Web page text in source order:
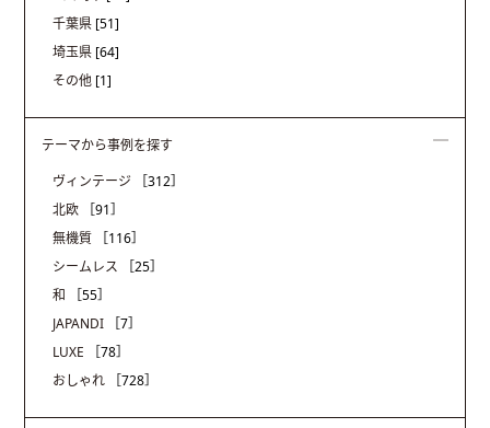
千葉県 [51]
埼玉県 [64]
その他 [1]
テーマから事例を探す
ヴィンテージ
［312］
北欧
［91］
無機質
［116］
シームレス
［25］
和
［55］
JAPANDI
［7］
LUXE
［78］
おしゃれ
［728］